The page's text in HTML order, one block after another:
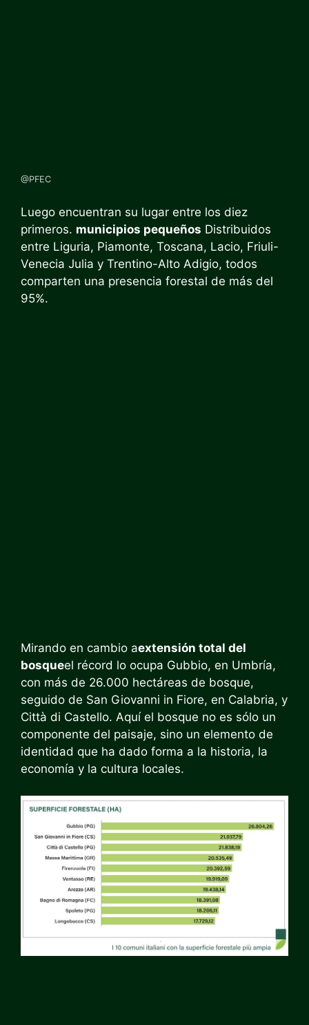
@PFEC
Luego encuentran su lugar entre los diez
primeros. municipios pequeños Distribuidos
entre Liguria, Piamonte, Toscana, Lacio, Friuli-
Venecia Julia y Trentino-Alto Adigio, todos
comparten una presencia forestal de más del
95%.
Mirando en cambio aextensión total del
bosqueel récord lo ocupa Gubbio, en Umbría,
con más de 26.000 hectáreas de bosque,
seguido de San Giovanni in Fiore, en Calabria, y
Città di Castello. Aquí el bosque no es sólo un
componente del paisaje, sino un elemento de
identidad que ha dado forma a la historia, la
economía y la cultura locales.